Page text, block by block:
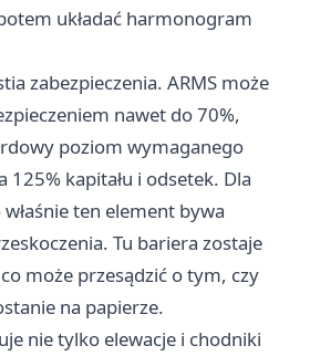
układać harmonogram
zabezpieczenia. ARMS może
nawet do 70%,
poziom wymaganego
125% kapitału i odsetek. Dla
ten element bywa
Tu bariera zostaje
może przesądzić o tym, czy
na papierze.
nie tylko elewacje i chodniki